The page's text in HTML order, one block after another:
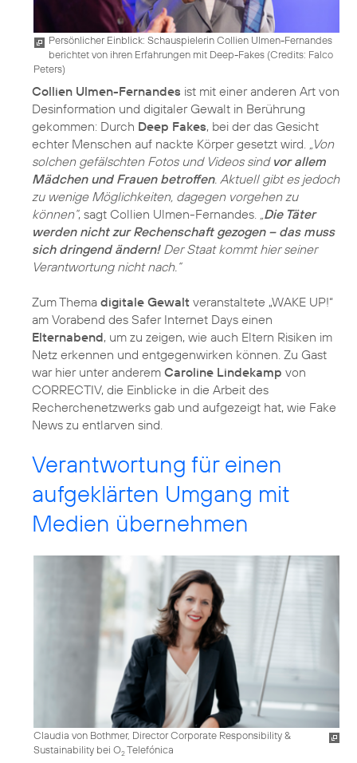
Persönlicher Einblick: Schauspielerin Collien Ulmen-Fernandes
berichtet von ihren Erfahrungen mit Deep-Fakes (Credits: Falco
Peters)
Collien Ulmen-Fernandes ist mit einer anderen Art von
Desinformation und digitaler Gewalt in Berührung
gekommen: Durch Deep Fakes, bei der das Gesicht
echter Menschen auf nackte Körper gesetzt wird.
„Von
solchen gefälschten Fotos und Videos sind vor allem
Mädchen und Frauen betroffen. Aktuell gibt es jedoch
zu wenige Möglichkeiten, dagegen vorgehen zu
können“, sagt Collien Ulmen-Fernandes.
Die Täter
werden nicht zur Rechenschaft gezogen – das muss
sich dringend ändern!Der Staat kommt hier seiner
Verantwortung nicht nach.“
Zum Thema digitale Gewalt veranstaltete „WAKE UP!“
am Vorabend des Safer Internet Days einen
Elternabend, um zu zeigen, wie auch Eltern Risiken im
Netz erkennen und entgegenwirken können. Zu Gast
war hier unter anderem Caroline Lindekamp von
CORRECTIV, die Einblicke in die Arbeit des
Recherchenetzwerks gab und aufgezeigt hat, wie Fake
News zu entlarven sind.
Verantwortung für einen
aufgeklärten Umgang mit
Medien übernehmen
Claudia von Bothmer, Director Corporate Responsibility &
Sustainability bei O2Telefónica